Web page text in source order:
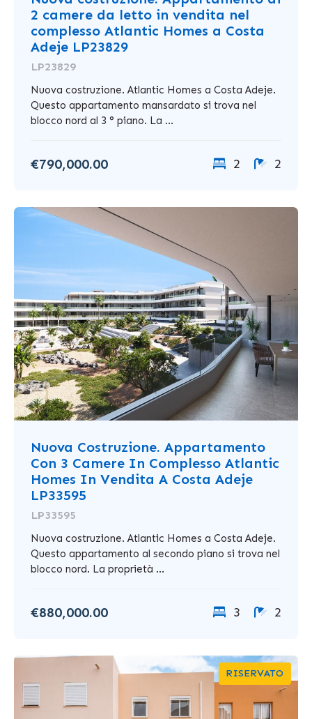
2 camere da letto in vendita nel
complesso Atlantic Homes a Costa
Adeje LP23829
LP23829
Nuova costruzione. Atlantic Homes a Costa Adeje.
Questo appartamento mansardato si trova nel
blocco nord al 3 ° piano. La ...
€790,000.00 2 2
Nuova Costruzione. Appartamento
Con 3 Camere In Complesso Atlantic
Homes In Vendita A Costa Adeje
LP33595
LP33595
Nuova costruzione. Atlantic Homes a Costa Adeje.
Questo appartamento al secondo piano si trova nel
blocco nord. La proprietà ...
€880,000.00 3 2
RISERVATO